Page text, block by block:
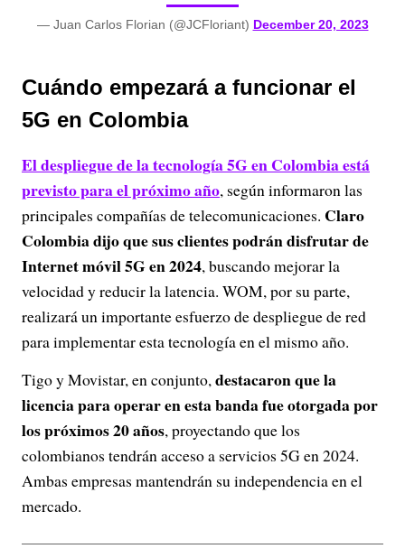
— Juan Carlos Florian (@JCFloriant) December 20, 2023
Cuándo empezará a funcionar el
5G en Colombia
El despliegue de la tecnología 5G en Colombia está
previsto para el próximo año, según informaron las
principales compañías de telecomunicaciones. Claro
Colombia dijo que sus clientes podrán disfrutar de
Internet móvil 5G en 2024, buscando mejorar la
velocidad y reducir la latencia. WOM, por su parte,
realizará un importante esfuerzo de despliegue de red
para implementar esta tecnología en el mismo año.
Tigo y Movistar, en conjunto,destacaron que la
licencia para operar en esta banda fue otorgada por
los próximos 20 años, proyectando que los
colombianos tendrán acceso a servicios 5G en 2024.
Ambas empresas mantendrán su independencia en el
mercado.